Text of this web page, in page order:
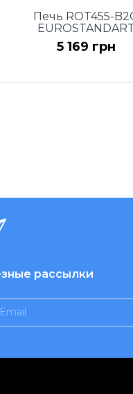
Печь ROT455-
5 169 грн
рассылки